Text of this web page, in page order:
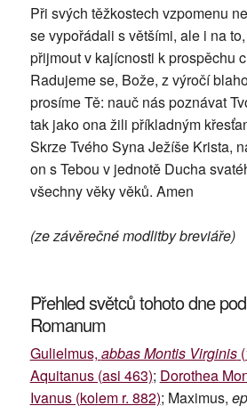
Při svých těžkostech vzpomenu
se vypořádali s většími, ale i na
přijmout v kajícnosti k prospěchu
Radujeme se, Bože, z výročí
prosíme Tě: nauč nás poznávat
tak jako ona žili příkladným
Skrze Tvého Syna Ježíše Krista,
on s Tebou v jednotě Ducha
všechny věky věků. Amen
(ze závěrečné modlitby breviáře)
Přehled světců tohoto dne
Romanum
Gulielmus, abbas Montis Virginis
Aquitanus (asi 463); Dorothea
Ivanus (kolem r. 882); Maximus,